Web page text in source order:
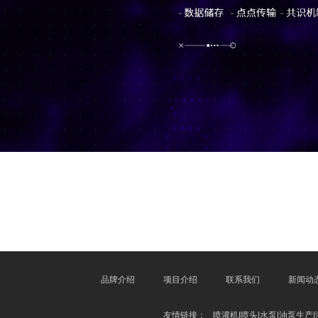
品牌介绍 项目介绍 联系我们 新闻动
友情链接： 喷灌机|喷头|水泵|油泵生产